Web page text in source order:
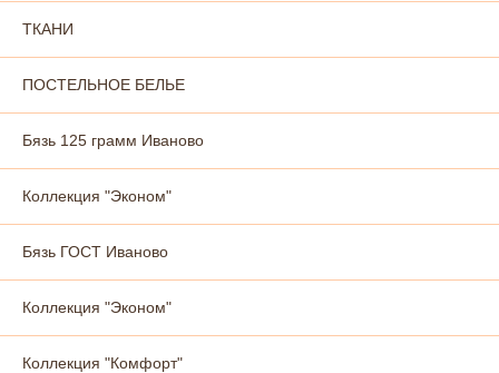
ТКАНИ
ПОСТЕЛЬНОЕ БЕЛЬЕ
Бязь 125 грамм Иваново
Коллекция "Эконом"
Бязь ГОСТ Иваново
Коллекция "Эконом"
Коллекция "Комфорт"